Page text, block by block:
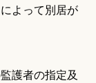
よって別居が
護者の指定及